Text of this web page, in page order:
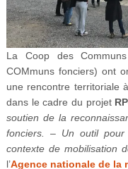
La Coop des
COMmuns fonciers) ont
une rencontre territoriale
dans le cadre du projet
soutien de la
fonciers. – Un outil pour
contexte de mobilisation
l’Agence nationale de la